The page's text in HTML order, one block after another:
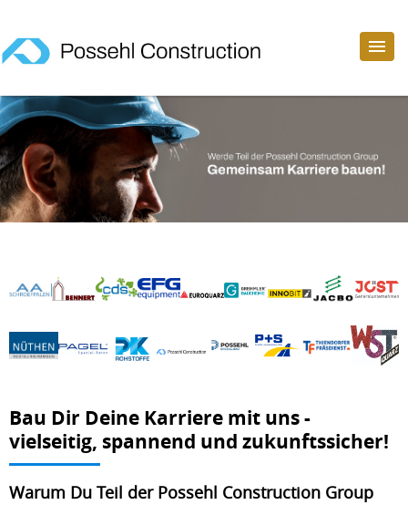
Bau Dir Deine Karriere mit uns -
vielseitig, spannend und zukunftssicher!
Warum Du Teil der Possehl Construction Group